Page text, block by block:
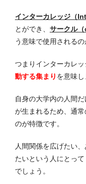
インターカレッジ（
とができ、 サークル（
う意味で使用されるの
つまりインターカレッ
動する集まり を意味し
自身の大学内の人間
が生まれるため、通
のが特徴です。
人間関係を広げたい
たいという人にとっ
でしょう。